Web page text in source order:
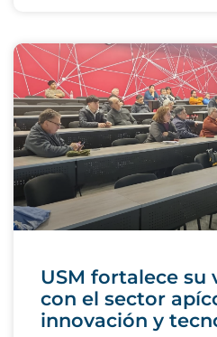
USM fortalece su
con el sector
innovación y